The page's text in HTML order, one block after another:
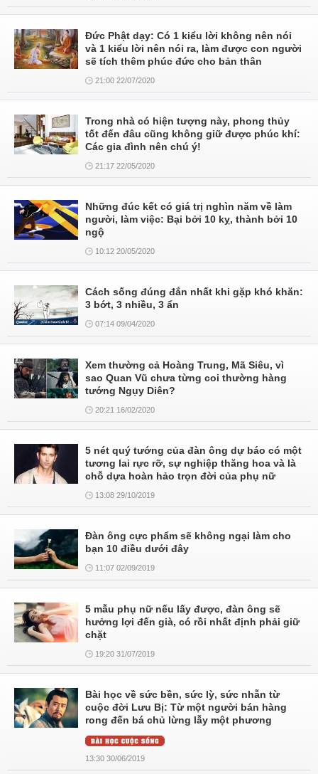
Đức Phật dạy: Có 1 kiểu lời không nên nói
và 1 kiểu lời nên nói ra, làm được con người
sẽ tích thêm phúc đức cho bản thân
21:00 22/07/2020
Trong nhà có hiện tượng này, phong thủy
tốt đến đâu cũng không giữ được phúc khí:
Các gia đình nên chú ý!
21:17 22/05/2020
Những đúc kết có giá trị nghìn năm về làm
người, làm việc: Bại bởi 10 kỵ, thành bởi 10
ngộ
10:12 20/05/2020
Cách sống đúng đắn nhất khi gặp khó khăn:
3 bớt, 3 nhiều, 3 ẩn
07:14 09/04/2020
Xem thường cả Hoàng Trung, Mã Siêu, vì
sao Quan Vũ chưa từng coi thường hàng
tướng Ngụy Diên?
20:21 16/02/2020
5 nét quý tướng của đàn ông dự báo có một
tương lai rực rỡ, sự nghiệp thăng hoa và là
chỗ dựa hoàn hảo trọn đời của phụ nữ
13:08 29/10/2019
Đàn ông cực phẩm sẽ không ngại làm cho
bạn 10 điều dưới đây
11:07 02/09/2019
5 mẫu phụ nữ nếu lấy được, đàn ông sẽ
hưởng lợi đến già, có rồi nhất định phải giữ
chặt
19:20 31/07/2019
Bài học về sức bền, sức lỳ, sức nhẫn từ
cuộc đời Lưu Bị: Từ một người bán hàng
rong đến bá chủ lừng lẫy một phương
13:30 30/06/2019